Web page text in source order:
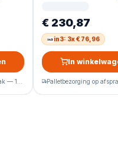
€ 230,87
in3: 3x € 76,96
In